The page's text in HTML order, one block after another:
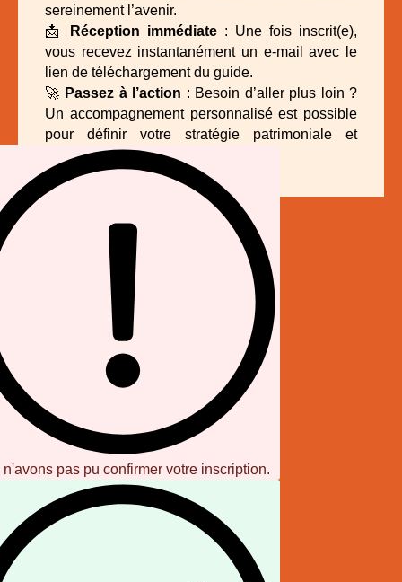
sereinement l’avenir.
📩
Réception immédiate : Une fois inscrit(e),
vous recevez instantanément un e-mail avec le
lien de téléchargement du guide.
🚀 Passez à l’action : Besoin d’aller plus loin ?
Un accompagnement personnalisé est possible
pour définir votre stratégie patrimoniale et
optimiser vos placements.
pas pu confirmer votre inscription.